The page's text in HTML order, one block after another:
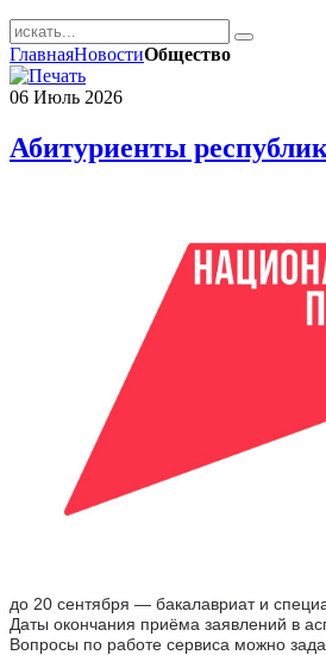
ГлавнаяНовостиОбщество
06 Июль 2026
Абитуриенты
до 20 сентября — бакалавриат и
Даты окончания приёма заявлений в
Вопросы по работе сервиса можно